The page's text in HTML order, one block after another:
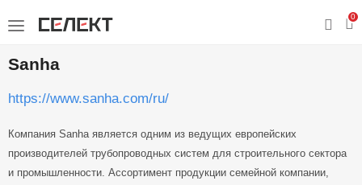
0
Sanha
https://www.sanha.com/ru/
Компания Sanha является одним из ведущих европейских
производителей трубопроводных систем для строительного сектора
и промышленности. Ассортимент продукции семейной компании,